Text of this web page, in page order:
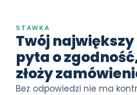
STAWKA
Twój
pyta o
złoży
Bez odpowiedzi nie ma